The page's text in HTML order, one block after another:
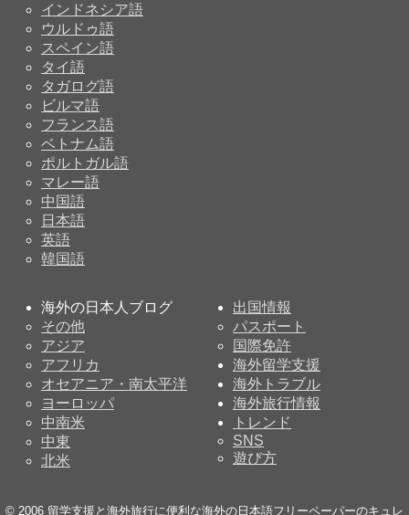
インドネシア語
ウルドゥ語
スペイン語
タイ語
タガログ語
ビルマ語
フランス語
ベトナム語
ポルトガル語
マレー語
中国語
日本語
英語
韓国語
海外の日本人ブログ
その他
アジア
アフリカ
オセアニア・南太平洋
ヨーロッパ
中南米
中東
北米
出国情報
パスポート
国際免許
海外留学支援
海外トラブル
海外旅行情報
トレンド
SNS
遊び方
© 2006 留学支援と海外旅行に便利な海外の日本語フリーペーパーのキュレ